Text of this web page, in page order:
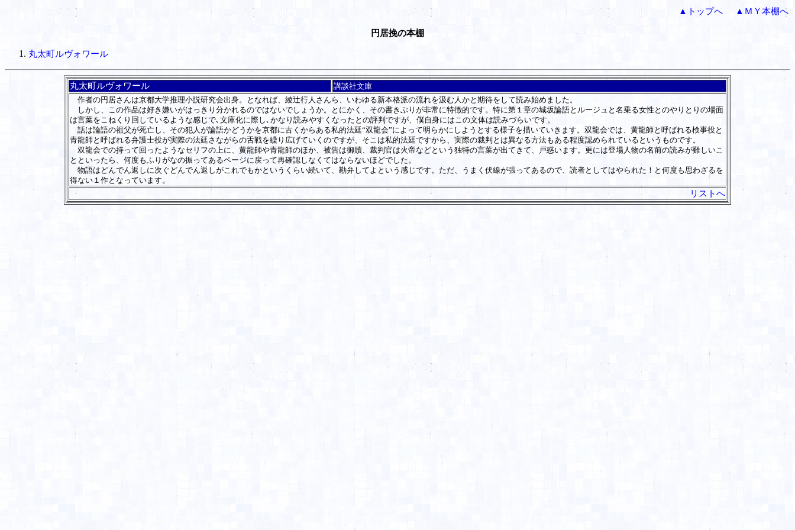
▲トップへ ▲ＭＹ本棚へ
円居挽の本棚
丸太町ルヴォワール
丸太町ルヴォワール
講談社文庫
作者の円居さんは京都大学推理小説研究会出身。となれば、綾辻行人さんら、いわゆる新本格派の流れを汲む人かと期待をして読み始めました。
しかし、この作品は好き嫌いがはっきり分かれるのではないでしょうか。とにかく、その書きぶりが非常に特徴的です。特に第１章の城坂論語とルージュと名乗る女性とのやりとりの場面
は言葉をこねくり回しているような感じで､文庫化に際し､かなり読みやすくなったとの評判ですが、僕自身にはこの文体は読みづらいです。
話は論語の祖父が死亡し、その犯人が論語かどうかを京都に古くからある私的法廷“双龍会”によって明らかにしようとする様子を描いていきます。双龍会では、黄龍師と呼ばれる検事役と
青龍師と呼ばれる弁護士役が実際の法廷さながらの舌戦を繰り広げていくのですが、そこは私的法廷ですから、実際の裁判とは異なる方法もある程度認められているというものです。
双龍会での持って回ったようなセリフの上に、黄龍師や青龍師のほか、被告は御贖、裁判官は火帝などという独特の言葉が出てきて、戸惑います。更には登場人物の名前の読みが難しいこ
とといったら、何度もふりがなの振ってあるページに戻って再確認しなくてはならないほどでした。
物語はどんでん返しに次ぐどんでん返しがこれでもかというくらい続いて、勘弁してよという感じです。ただ、うまく伏線が張ってあるので、読者としてはやられた！と何度も思わざるを
得ない１作となっています。
リストへ